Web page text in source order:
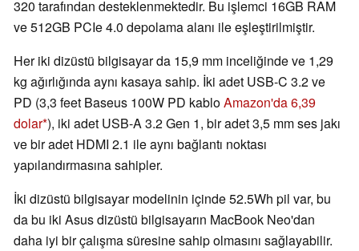
320 tarafından desteklenmektedir. Bu işlemci 16GB RAM
ve 512GB PCIe 4.0 depolama alanı ile eşleştirilmiştir.
Her iki dizüstü bilgisayar da 15,9 mm inceliğinde ve 1,29
kg ağırlığında aynı kasaya sahip. İki adet USB-C 3.2 ve
PD (3,3 feet Baseus 100W PD kabloAmazon'da 6,39
dolar ), iki adet USB-A 3.2 Gen 1, bir adet 3,5 mm ses jakı
ve bir adet HDMI 2.1 ile aynı bağlantı noktası
yapılandırmasına sahipler.
İki dizüstü bilgisayar modelinin içinde 52.5Wh pil var, bu
da bu iki Asus dizüstü bilgisayarın MacBook Neo'dan
daha iyi bir çalışma süresine sahip olmasını sağlayabilir.